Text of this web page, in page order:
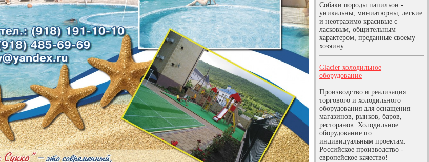
Собаки породы папильон -
уникальны, миниатюрны, легкие
и неотразимо красивые с
ласковым, общительным
характером, преданные своему
хозяину
Glacier холодильное
оборудование
Производство и реализация
торгового и холодильного
оборудования для оснащения
магазинов, рынков, баров,
ресторанов. Холодильное
оборудование по
индивидуальным проектам.
Российское производство -
европейское качество!